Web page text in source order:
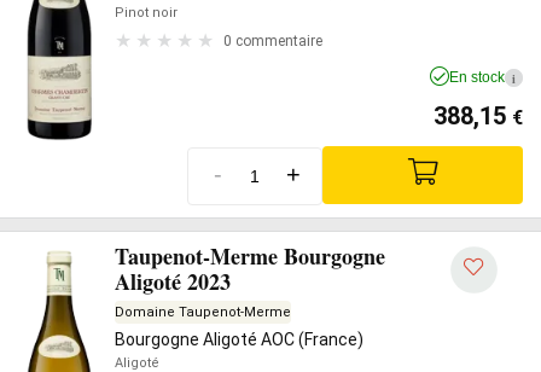
Pinot noir
0 commentaire
En stock i
388,15 €
- +
Taupenot-Merme Bourgogne
Aligoté 2023
Domaine Taupenot-Merme
Bourgogne Aligoté AOC (France)
Aligoté